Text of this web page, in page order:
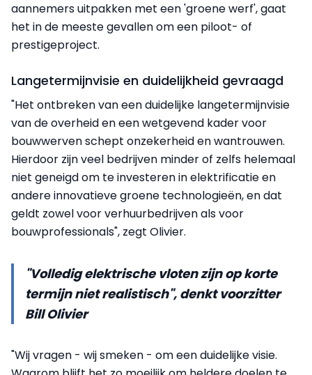
aannemers uitpakken met een 'groene werf', gaat
het in de meeste gevallen om een piloot- of
prestigeproject.
Langetermijnvisie en duidelijkheid gevraagd
"Het ontbreken van een duidelijke langetermijnvisie
van de overheid en een wetgevend kader voor
bouwwerven schept onzekerheid en wantrouwen.
Hierdoor zijn veel bedrijven minder of zelfs helemaal
niet geneigd om te investeren in elektrificatie en
andere innovatieve groene technologieën, en dat
geldt zowel voor verhuurbedrijven als voor
bouwprofessionals", zegt Olivier.
"Volledig elektrische vloten zijn op korte
termijn niet realistisch", denkt voorzitter
Bill Olivier
"Wij vragen - wij smeken - om een duidelijke visie.